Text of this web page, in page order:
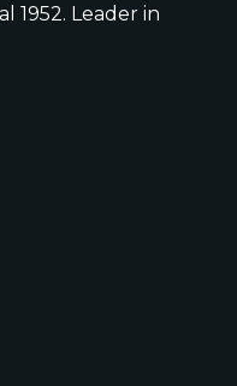
1952. Leader in